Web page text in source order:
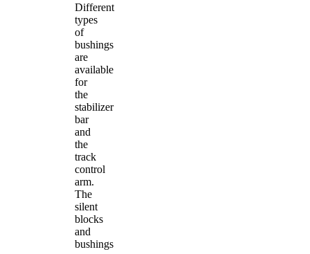
Different
types
of
bushings
are
available
for
the
stabilizer
bar
and
the
track
control
arm.
The
silent
blocks
and
bushings